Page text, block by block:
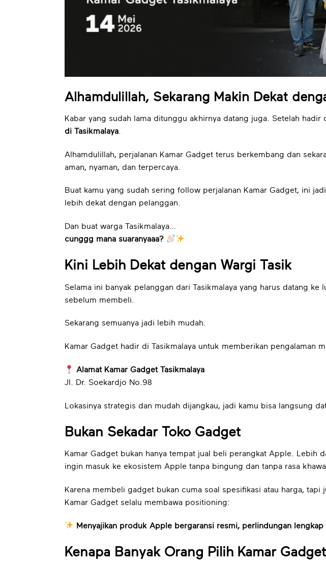
Alhamdulillah, Sekarang Makin Dekat
Kabar yang sudah lama ditunggu akhirnya datang juga. Setelah
di Tasikmalaya
Alhamdulillah, perjalanan Kamar Gadget terus berkembang dan
aman, nyaman, dan terpercaya.
Buat kamu yang sudah sering follow perjalanan Kamar Gadget, ini
lebih dekat dengan pelanggan.
Dan buat warga Tasikmalaya…
cunggg mana suaranyaaa?
Kini Lebih Dekat dengan Wargi Tasik
Selama ini banyak pelanggan dari Tasikmalaya yang harus datang
sebelum membeli.
Sekarang semuanya jadi lebih mudah.
Kamar Gadget hadir di Tasikmalaya untuk memberikan pengalaman
Alamat Kamar Gadget Tasikmalaya
Jl. Dr. Soekardjo No.98
Lokasinya strategis dan mudah dijangkau, jadi kamu bisa langsung
Bukan Sekadar Toko Gadget
Kamar Gadget bukan hanya tempat jual beli perangkat Apple. Lebih
ingin masuk ke ekosistem Apple tanpa bingung dan tanpa rasa
Karena membeli gadget bukan cuma soal spesifikasi atau harga,
Kamar Gadget selalu membawa positioning:
Menyajikan produk Apple bergaransi resmi, perlindungan
Kenapa Banyak Orang Pilih Kamar